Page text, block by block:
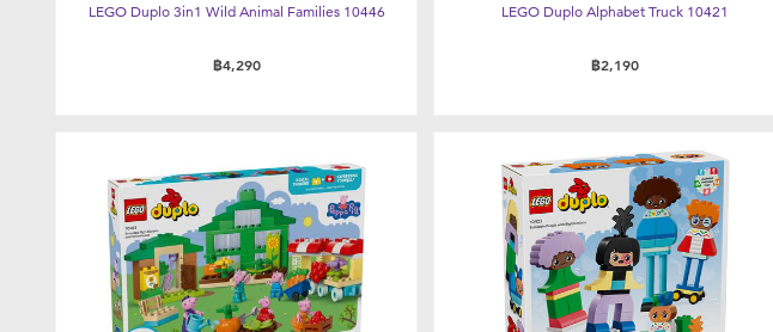
LEGO Duplo 3in1 Wild Animal Families 10446
฿4,290
LEGO Duplo Alphabet Truck 10421
฿2,190